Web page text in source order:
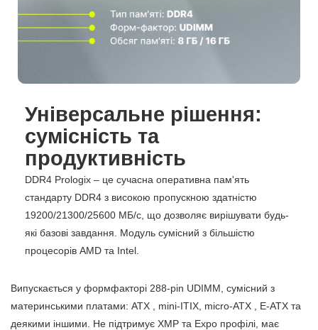
Універсальне рішення:
сумісність та
продуктивність
DDR4 Prologix – це сучасна оперативна пам'ять
стандарту DDR4 з високою пропускною здатністю
19200/21300/25600 МБ/с, що дозволяє вирішувати будь-
які базові завдання. Модуль сумісний з більшістю
процесорів AMD та Intel.
Випускається у формфакторі 288-pin UDIMM, сумісний з
материнськими платами: ATX , mini-ITIX, micro-ATX , E-ATX та
деякими іншими. Не підтримує XMP та Expo профілі, має